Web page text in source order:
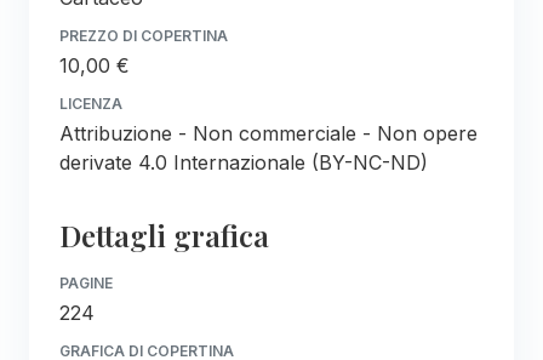
PREZZO DI COPERTINA
10,00 €
LICENZA
Attribuzione - Non commerciale - Non opere
derivate 4.0 Internazionale (BY-NC-ND)
Dettagli grafica
PAGINE
224
GRAFICA DI COPERTINA